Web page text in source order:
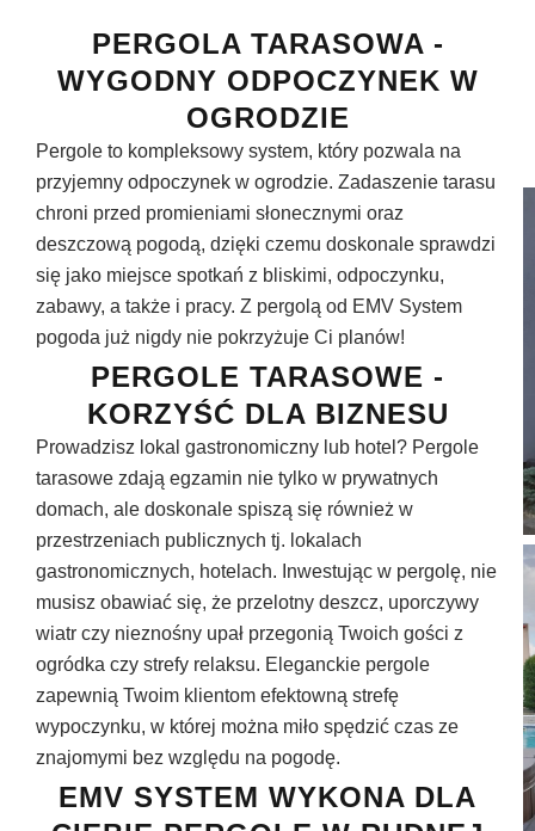
PERGOLA TARASOWA -
WYGODNY ODPOCZYNEK W
OGRODZIE
Pergole to kompleksowy system, który pozwala na
przyjemny odpoczynek w ogrodzie. Zadaszenie tarasu
chroni przed promieniami słonecznymi oraz
deszczową pogodą, dzięki czemu doskonale sprawdzi
się jako miejsce spotkań z bliskimi, odpoczynku,
zabawy, a także i pracy. Z pergolą od EMV System
pogoda już nigdy nie pokrzyżuje Ci planów!
PERGOLE TARASOWE -
KORZYŚĆ DLA BIZNESU
Prowadzisz lokal gastronomiczny lub hotel? Pergole
tarasowe zdają egzamin nie tylko w prywatnych
domach, ale doskonale spiszą się również w
przestrzeniach publicznych tj. lokalach
gastronomicznych, hotelach. Inwestując w pergolę, nie
musisz obawiać się, że przelotny deszcz, uporczywy
wiatr czy nieznośny upał przegonią Twoich gości z
ogródka czy strefy relaksu. Eleganckie pergole
zapewnią Twoim klientom efektowną strefę
wypoczynku, w której można miło spędzić czas ze
znajomymi bez względu na pogodę.
EMV SYSTEM WYKONA DLA